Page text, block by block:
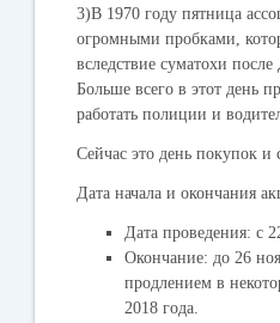
3)В 1970 году пятница
огромными пробками,
вследствие суматохи после
Больше всего в этот день
работать полиции и
Сейчас это день покупок и
Дата начала и окончания
Дата проведения:с
Окончание: до 26
продлением в
2018 года.